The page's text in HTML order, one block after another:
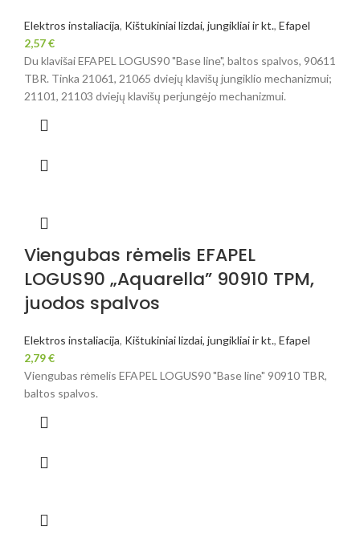
Elektros instaliacija, Kištukiniai lizdai, jungikliai ir kt., Efapel
2,57€
Du klavišai EFAPEL LOGUS90 "Base line", baltos spalvos, 90611
TBR. Tinka 21061, 21065 dviejų klavišų jungiklio mechanizmui;
21101, 21103 dviejų klavišų perjungėjo mechanizmui.
Viengubas rėmelis EFAPEL
LOGUS90 „Aquarella” 90910 TPM,
juodos spalvos
Elektros instaliacija, Kištukiniai lizdai, jungikliai ir kt., Efapel
2,79€
Viengubas rėmelis EFAPEL LOGUS90 "Base line" 90910 TBR,
baltos spalvos.